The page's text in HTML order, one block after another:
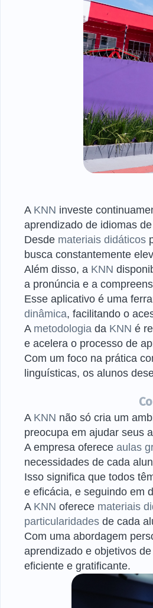
A KNN investe
aprendizado de idiomas de
Desde materiais didáticos
busca constantemente
Além disso, a KNN
a pronúncia e a
Esse aplicativo é uma
dinâmica, facilitando o
A metodologia da KNN é
e acelera o processo de
Com um foco na prática
linguísticas, os alunos
A KNN não só cria um
preocupa em ajudar seus
A empresa oferece aulas
necessidades de cada
Isso significa que todos
e eficácia, e seguindo em
A KNN oferece materiais
particularidades de cada
Com uma abordagem
aprendizado e objetivos
eficiente e gratificante.